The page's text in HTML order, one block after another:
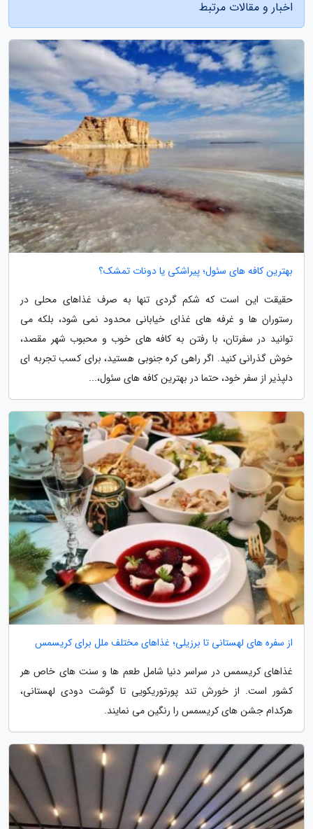
اخبار و مقالات مرتبط
بهترین کافه های سئول؛ پیراشکی یا دونات تمشک؟
حقیقت این است که شکم گردی تنها به صرف غذاهای محلی در
رستوران ها و غرفه های غذای خیابانی محدود نمی شود، بلکه می
توانید در سفرتان، با رفتن به کافه های خوب و محبوب شهر مقصد،
خوش گذرانی کنید. اگر راهی کره جنوبی هستید، برای کسب تجربه ای
دلپذیر از سفر خود، حتما در بهترین کافه های سئول،...
از سفره های لهستانی تا برزیلی؛ غذاهای مختلف ملل برای کریسمس
غذاهای کریسمس در سراسر دنیا شامل طعم ها و سنت های خاص هر
کشور است. از خورش تند پورتوریکویی تا گوشت دودی لهستانی،
هرکدام جشن های کریسمس را رنگین می نمایند.